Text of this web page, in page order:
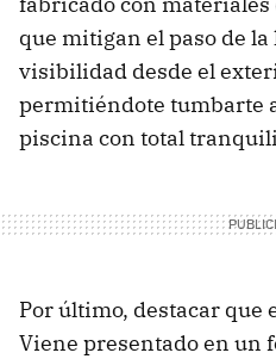
que mitigan el paso de
visibilidad desde el
permitiéndote tumbarte
piscina con total
Por último, destacar que
Viene presentado en un